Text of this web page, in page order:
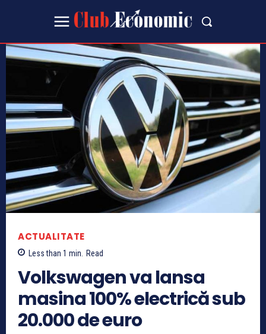
ACTUALITATE
Less than 1 min. Read
Volkswagen va lansa
masina 100% electrică sub
20.000 de euro